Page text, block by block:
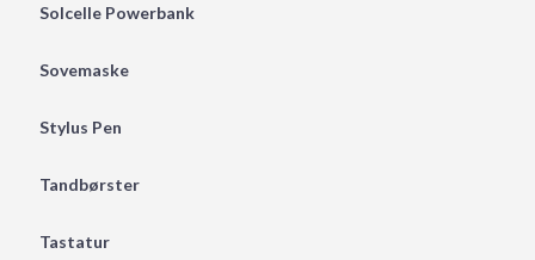
Solcelle Powerbank
Sovemaske
Stylus Pen
Tandbørster
Tastatur